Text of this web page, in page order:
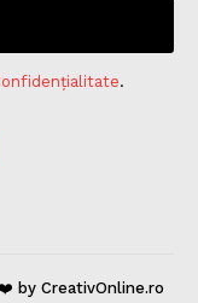
.
by CreativOnline.ro